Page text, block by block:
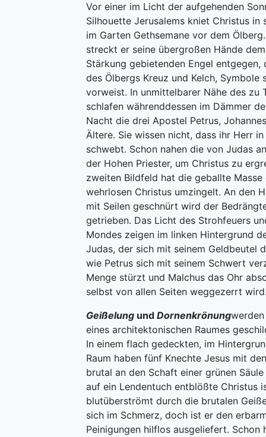
Vor einer im Licht der aufgehenden
Silhouette Jerusalems kniet Christus in
im Garten Gethsemane vor dem
streckt er seine übergroßen Hände
Stärkung gebietenden Engel
des Ölbergs Kreuz und Kelch, Symbole
vorweist. In unmittelbarer Nähe des zu
schlafen währenddessen im Dämmer
Nacht die drei Apostel Petrus,
Ältere. Sie wissen nicht, dass ihr Herr
schwebt. Schon nahen die von Judas
der Hohen Priester, um Christus zu
zweiten Bildfeld hat die geballte Masse
wehrlosen Christus umzingelt. An den
mit Seilen geschnürt wird der
getrieben. Das Licht des Strohfeuers
Mondes zeigen im linken Hintergrund
Judas, der sich mit seinem Geldbeutel
wie Petrus sich mit seinem Schwert
Menge stürzt und Malchus das Ohr
selbst von allen Seiten weggezerrt
Geißelung und Dornenkrönung
eines architektonischen Raumes
In einem flach gedeckten, im
Raum haben fünf Knechte Jesus mit
brutal an den Schaft einer grünen
auf ein Lendentuch entblößte Christus
blutüberströmt durch die brutalen
sich im Schmerz, doch ist er den
Peinigungen hilflos ausgeliefert. Schon